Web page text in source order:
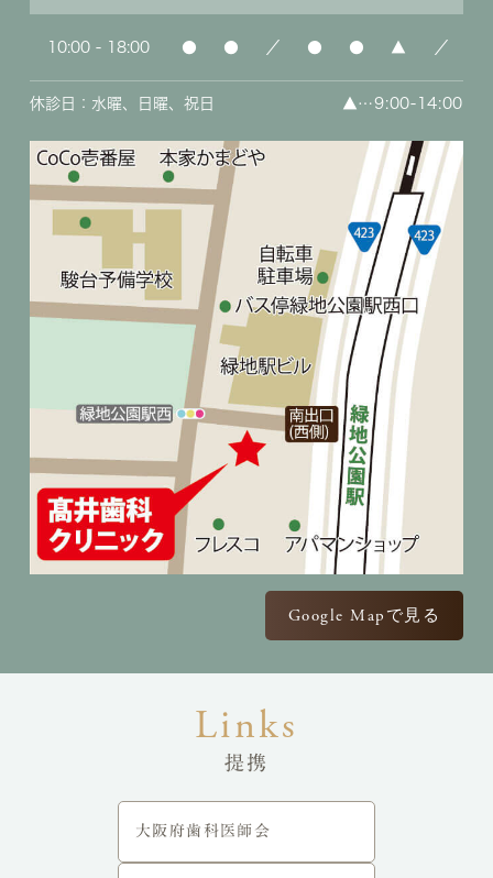
10:00 - 18:00 ● ● ／ ● ● ▲ ／
休診日：水曜、日曜、祝日 ▲…9:00-14:00
Google Mapで見る
提携
大阪府歯科医師会